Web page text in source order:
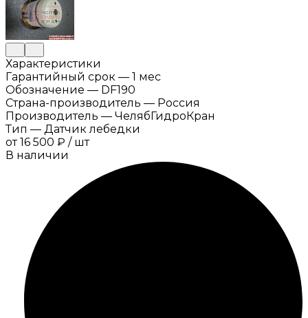
Характеристики
Гарантийный срок — 1 мес
Обозначение — DF190
Страна-производитель — Россия
Производитель — ЧелябГидроКран
Тип — Датчик лебедки
от 16 500 ₽ / шт
В наличии